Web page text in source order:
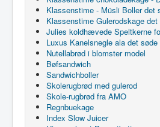
Klassenstime - Müsli Boller det
Klassenstime Gulerodskage
Julies koldhævede Speltkerne
Luxus Kanelsnegle ala det
Nutellabrød i blomster model
Bøfsandwich
Sandwichboller
Skolerugbrød med gulerod
Skole-rugbrød fra AMO
Regnbuekage
Index Slow Juicer